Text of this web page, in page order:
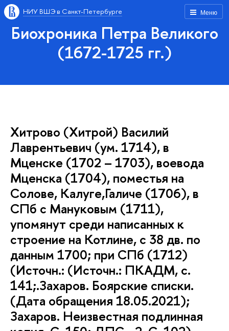
Меню
НИУ ВШЭ в Санкт-Петербурге
Биохроника Петра Великого
(1672-1725 гг.)
Хитрово (Хитрой) Василий
Лаврентьевич (ум. 1714), в
Мценске (1702 – 1703), воевода
Мценска (1704), поместья на
Солове, Калуге,Галиче (1706), в
СПб с Мануковым (1711),
упомянут среди написанных к
строение на Котлине, с 38 дв. по
данным 1700; при СПб (1712)
(Источн.: (Источн.: ПКАДМ, с.
141;.Захаров. Боярские списки.
(Дата обращения 18.05.2021);
Захаров. Неизвестная подлинная